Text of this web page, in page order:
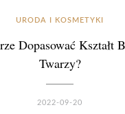
URODA I KOSMETYKI
Dopasować Kształt
Twarzy?
2022-09-20